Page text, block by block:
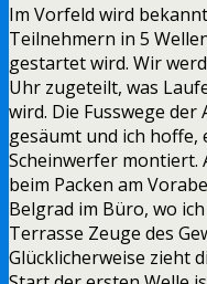
Im Vorfeld wird
Teilnehmern in 5
gestartet wird. Wir
Uhr zugeteilt, was
wird. Die Fusswege
gesäumt und ich hoffe,
Scheinwerfer montiert.
beim Packen am
Belgrad im Büro, wo
Terrasse Zeuge des
Glücklicherweise zieht